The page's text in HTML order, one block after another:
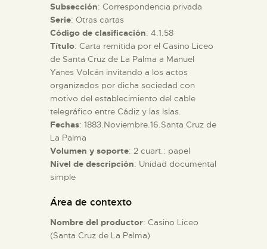
COLECCIONES
DIDÁCTICA
ESPAÑOL
Subsección: Correspondencia privada
Serie: Otras cartas
Código de clasificación: 4.1.58
Título: Carta remitida por el Casino Liceo
de Santa Cruz de La Palma a Manuel
Yanes Volcán invitando a los actos
organizados por dicha sociedad con
motivo del establecimiento del cable
telegráfico entre Cádiz y las Islas.
Fechas: 1883.Noviembre.16.Santa Cruz de
La Palma
Volumen y soporte: 2 cuart.: papel
Nivel de descripción: Unidad documental
simple
Área de contexto
Nombre del productor: Casino Liceo
(Santa Cruz de La Palma)